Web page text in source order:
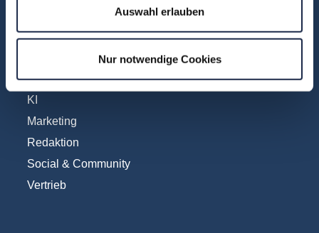
Auswahl erlauben
Nur notwendige Cookies
Fachübergreifend
Internationales
IT und Digital
KI
Marketing
Redaktion
Social & Community
Vertrieb